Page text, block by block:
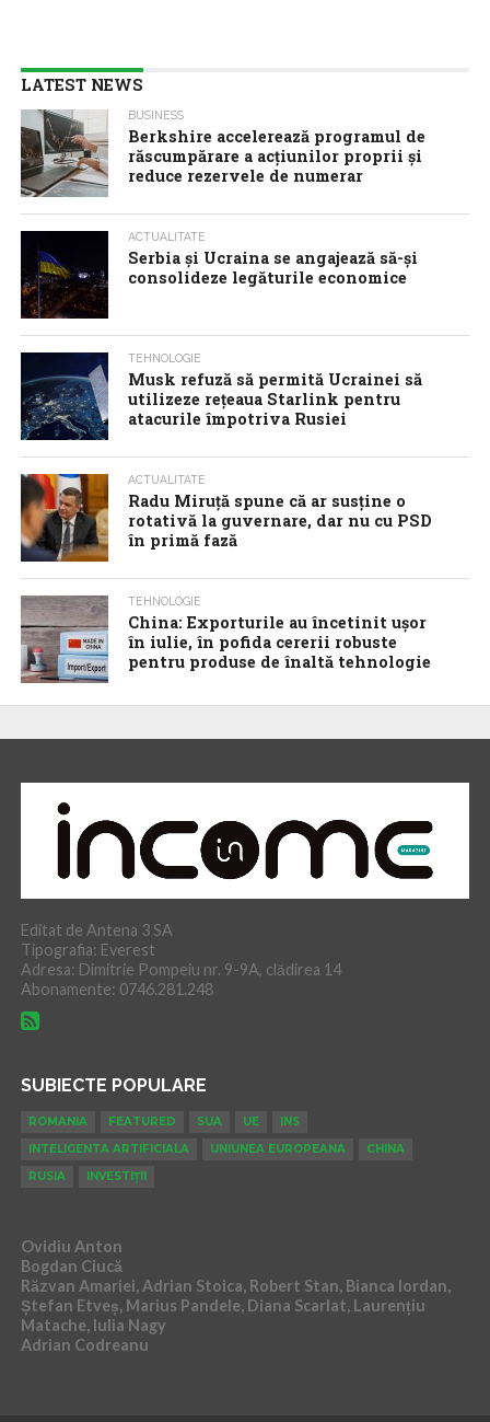
LATEST NEWS
BUSINESS
Berkshire accelerează programul de
răscumpărare a acţiunilor proprii şi
reduce rezervele de numerar
ACTUALITATE
Serbia şi Ucraina se angajează să-şi
consolideze legăturile economice
TEHNOLOGIE
Musk refuză să permită Ucrainei să
utilizeze reţeaua Starlink pentru
atacurile împotriva Rusiei
ACTUALITATE
Radu Miruţă spune că ar susţine o
rotativă la guvernare, dar nu cu PSD
în primă fază
TEHNOLOGIE
China: Exporturile au încetinit ușor
în iulie, în pofida cererii robuste
pentru produse de înaltă tehnologie
Editat de Antena 3 SA
Tipografia: Everest
Adresa: Dimitrie Pompeiu nr. 9-9A, clădirea 14
Abonamente: 0746.281.248
SUBIECTE POPULARE
ROMANIA FEATURED SUA UE
INS
INTELIGENTA ARTIFICIALA
UNIUNEA EUROPEANA
CHINA
RUSIA
INVESTIȚII
Ovidiu Anton
Bogdan Ciucă
Răzvan Amariei, Adrian Stoica, Robert Stan, Bianca Iordan,
Ștefan Etveș, Marius Pandele, Diana Scarlat, Laurențiu
Matache, Iulia Nagy
Adrian Codreanu